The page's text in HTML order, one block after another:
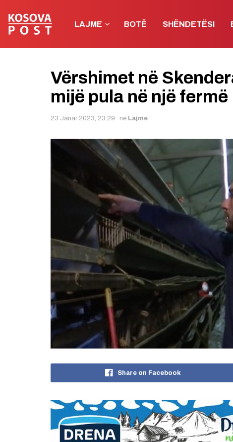
LAJME BOTË SHËNDETËSI
Vërshimet në
mijë pula në një fermë
23 Janar 2023, 23:29 në Lajme
Share on Facebook